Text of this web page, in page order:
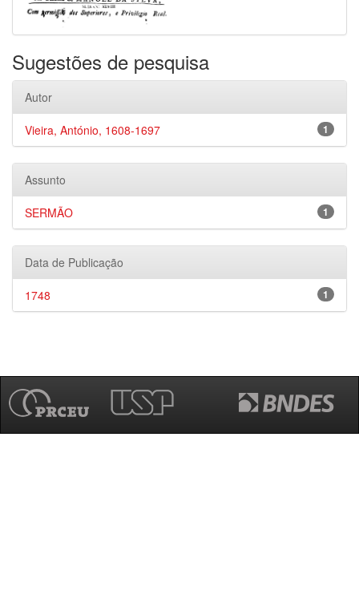
Sugestões de pesquisa
Autor
1
Vieira, António, 1608-1697
Assunto
1
SERMÃO
Data de Publicação
1
1748